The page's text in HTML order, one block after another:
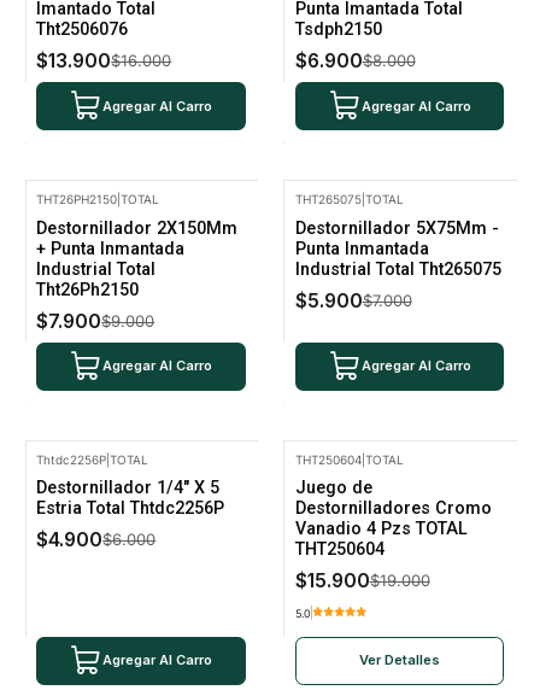
Imantado Total
Tht2506076
$13.900$16.000
Agregar Al Carro
Punta Imantada Total
Tsdph2150
$6.900$8.000
Agregar Al Carro
THT26PH2150 |TOTAL
Destornillador 2X150Mm
+ Punta Inmantada
Industrial Total
Tht26Ph2150
$7.900$9.000
Agregar Al Carro
THT265075| TOTAL
Destornillador 5X75Mm -
Punta Inmantada
Industrial Total Tht265075
$5.900$7.000
Agregar Al Carro
Thtdc2256P |TOTAL
Destornillador 1/4" X 5
Estria Total Thtdc2256P
$4.900$6.000
Agregar Al Carro
No disponible
THT250604| TOTAL
Juego de
Destornilladores Cromo
Vanadio 4 Pzs TOTAL
THT250604
$15.900$19.000
5.0
Ver Detalles